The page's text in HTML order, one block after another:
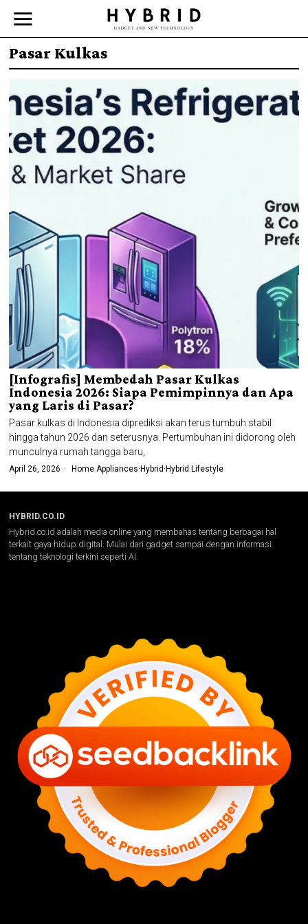
Pasar Kulkas
[Infografis] Membedah Pasar Kulkas
Indonesia 2026: Siapa Pemimpinnya dan Apa
yang Laris di Pasar?
Pasar kulkas di Indonesia diprediksi akan terus tumbuh stabil
hingga tahun 2026 dan seterusnya. Pertumbuhan ini didorong oleh
munculnya rumah tangga baru,
April 26, 2026 Home Appliances· Hybrid · Hybrid Lifestyle
HYBRID.CO.ID
Hybrid.co.id adalah media online yang membahas tentang berbagai hal
terkait gaya hidup digital. Mulai dari gadget sampai dengan informasi
tentang teknologi terkini seperti AI.